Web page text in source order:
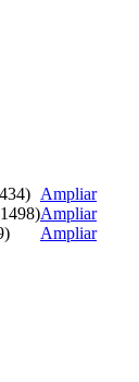
Ampliar
Ampliar
Ampliar